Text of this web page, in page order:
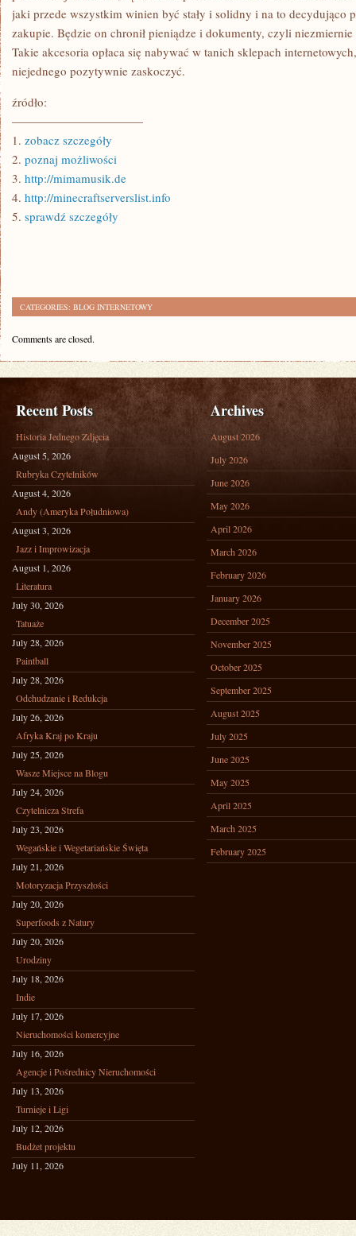
jaki przede wszystkim winien być stały i solidny i na to decydująco
zakupie. Będzie on chronił pieniądze i dokumenty, czyli
Takie akcesoria opłaca się nabywać w tanich sklepach
niejednego pozytywnie zaskoczyć.
źródło:
———————————
1. zobacz szczegóły
2. poznaj możliwości
3. http://mimamusik.de
4. http://minecraftserverslist.info
5. sprawdź szczegóły
CATEGORIES: BLOG INTERNETOWY
Comments are closed.
Recent Posts
Historia Jednego Zdjęcia
August 5, 2026
Rubryka Czytelników
August 4, 2026
Andy (Ameryka Południowa)
August 3, 2026
Jazz i Improwizacja
August 1, 2026
Literatura
July 30, 2026
Tatuaże
July 28, 2026
Paintball
July 28, 2026
Odchudzanie i Redukcja
July 26, 2026
Afryka Kraj po Kraju
July 25, 2026
Wasze Miejsce na Blogu
July 24, 2026
Czytelnicza Strefa
July 23, 2026
Wegańskie i Wegetariańskie Święta
July 21, 2026
Motoryzacja Przyszłości
July 20, 2026
Superfoods z Natury
July 20, 2026
Urodziny
July 18, 2026
Indie
July 17, 2026
Nieruchomości komercyjne
July 16, 2026
Agencje i Pośrednicy Nieruchomości
July 13, 2026
Turnieje i Ligi
July 12, 2026
Budżet projektu
July 11, 2026
Archives
August 2026
July 2026
June 2026
May 2026
April 2026
March 2026
February 2026
January 2026
December 2025
November 2025
October 2025
September 2025
August 2025
July 2025
June 2025
May 2025
April 2025
March 2025
February 2025